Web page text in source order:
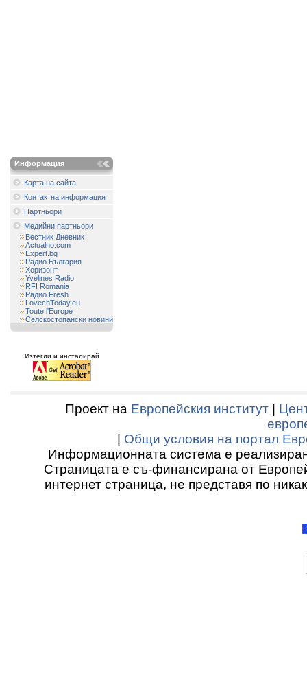
Информация
Карта на сайта
Контактна информация
Партньори
Медийни партньори
Вестник Дневник
Actualno.com
Expert.bg
Радио България
Хоризонт
Yvelines Radio
RFI Romania
Радио Fresh
LovechToday.eu
Toute l'Europe
Селскостопански новини
Изтегли и инсталирай
Проект на Европейския институт
Общи условия на портал
Информационната система е
Страницата е съ-финансирана от
интернет страница, не представя по